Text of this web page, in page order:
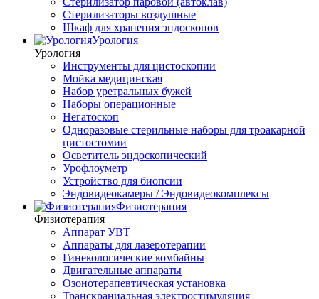
Стерилизаторы воздушные
Шкаф для хранения эндоскопов
Урология
Урология
Инструменты для цистоскопии
Мойка медицинская
Набор уретральных бужей
Наборы операционные
Негатоскоп
Одноразовые стерильные наборы для троакарной
цистостомии
Осветитель эндоскопический
Урофлоуметр
Устройство для биопсии
Эндовидеокамеры / Эндовидеокомплексы
Физиотерапия
Физиотерапия
Аппарат УВТ
Аппараты для лазеротерапии
Гинекологические комбайны
Двигательные аппараты
Озонотерапевтическая установка
Транскраниальная электростимуляция